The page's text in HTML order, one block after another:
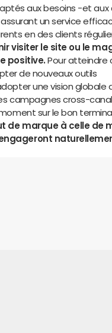
aux besoins -et
un service
en des clients
visiter le site ou le
positive.Pour atteindre
de nouveaux outils
une vision globale
campagnes cross-canal
sur le bon
de marque à celle de